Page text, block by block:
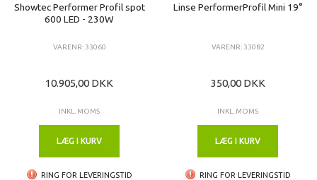
Showtec Performer Profil spot
600 LED - 230W
VARENR: 33060
10.905,00 DKK
INKL. MOMS
LÆG I KURV
RING FOR LEVERINGSTID
Linse PerformerProfil Mini 19°
VARENR: 33082
350,00 DKK
INKL. MOMS
LÆG I KURV
RING FOR LEVERINGSTID